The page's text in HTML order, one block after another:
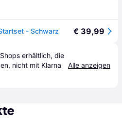
- Schwarz € 39,99
Shops erhältlich, die
nicht mit Klarna
Alle anzeigen